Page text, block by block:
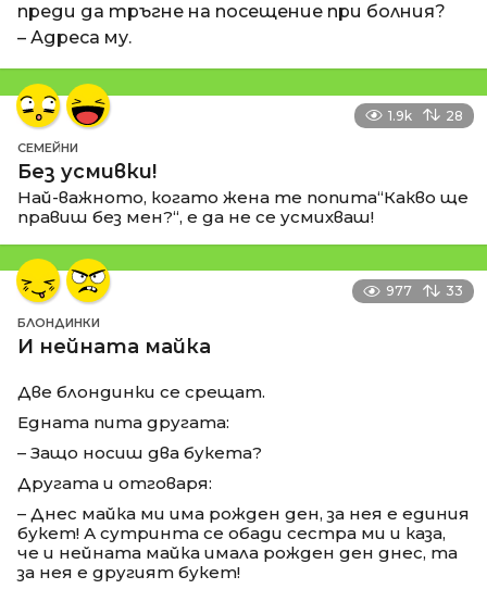
преди да тръгне на посещение при болния?
– Адреса му.
1.9k 28
СЕМЕЙНИ
Без усмивки!
Най-важното, когато жена те попита“Какво ще
правиш без мен?“, е да не се усмихваш!
977 33
БЛОНДИНКИ
И нейната майка
Две блондинки се срещат.
Едната пита другата:
– Защо носиш два букета?
Другата и отговаря:
– Днес майка ми има рожден ден, за нея е единия
букет! А сутринта се обади сестра ми и каза,
че и нейната майка имала рожден ден днес, та
за нея е другият букет!